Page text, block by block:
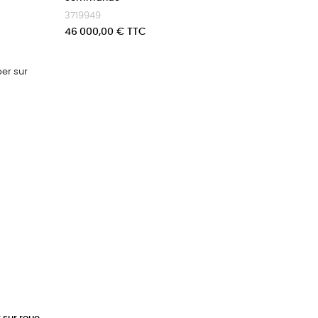
3719949
Prix
46 000,00 € TTC